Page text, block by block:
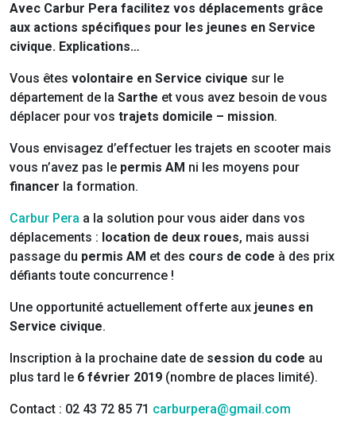
Avec Carbur Pera facilitez vos déplacements grâce
aux actions spécifiques pour les jeunes en Service
civique. Explications…
Vous êtes volontaire en Service civique sur le
département de la Sarthe et vous avez besoin de vous
déplacer pour vos trajets domicile – mission.
Vous envisagez d’effectuer les trajets en scooter mais
vous n’avez pas le permis AM ni les moyens pour
financer la formation.
Carbur Pera a la solution pour vous aider dans vos
déplacements : location de deux roues, mais aussi
passage du permis AM et des cours de code à des prix
défiants toute concurrence !
Une opportunité actuellement offerte aux jeunes en
Service civique.
Inscription à la prochaine date de session du code au
plus tard le 6 février 2019 (nombre de places limité).
Contact : 02 43 72 85 71 carburpera@gmail.com